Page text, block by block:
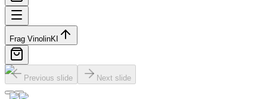
Frag VinolinKI
Previous slide Next slide